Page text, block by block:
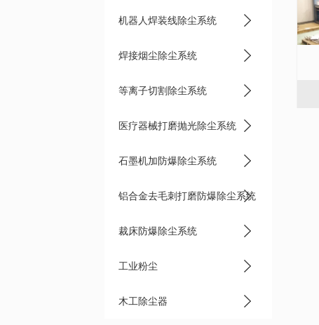
机器人焊装线除尘系统
焊接烟尘除尘系统
等离子切割除尘系统
医疗器械打磨抛光除尘系统
石墨机加防爆除尘系统
铝合金去毛刺打磨防爆除尘系统
裁床防爆除尘系统
工业粉尘
木工除尘器